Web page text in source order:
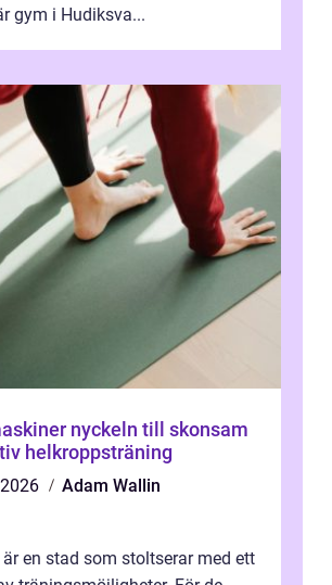
gym i Hudiksva...
till skonsam
helkroppsträning
Adam Wallin
en stad som stoltserar med ett